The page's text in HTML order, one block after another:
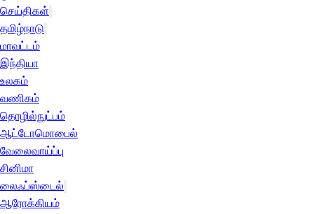
செய்திகள்
தமிழ்நாடு
மாவட்டம்
இந்தியா
உலகம்
வணிகம்
தொழில்நுட்பம்
ஆட்டோமொபைல்
வேலைவாய்ப்பு
சினிமா
லைஃப்ஸ்டைல்
ஆரோக்கியம்